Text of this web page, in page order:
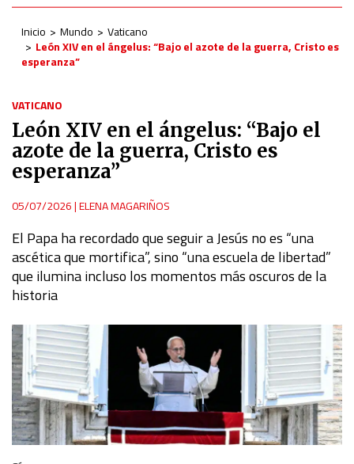
Inicio Mundo
Vaticano
León XIV en el ángelus: “Bajo el azote de la guerra, Cristo es
esperanza”
VATICANO
León XIV en el ángelus: “Bajo el
azote de la guerra, Cristo es
esperanza”
05/07/2026|ELENA MAGARIÑOS
El Papa ha recordado que seguir a Jesús no es “una
ascética que mortifica”, sino “una escuela de libertad”
que ilumina incluso los momentos más oscuros de la
historia